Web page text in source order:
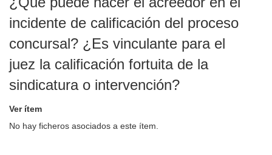
incidente de calificación del proceso
concursal? ¿Es vinculante para el
juez la calificación fortuita de la
sindicatura o intervención?
Ver ítem
No hay ficheros asociados a este ítem.